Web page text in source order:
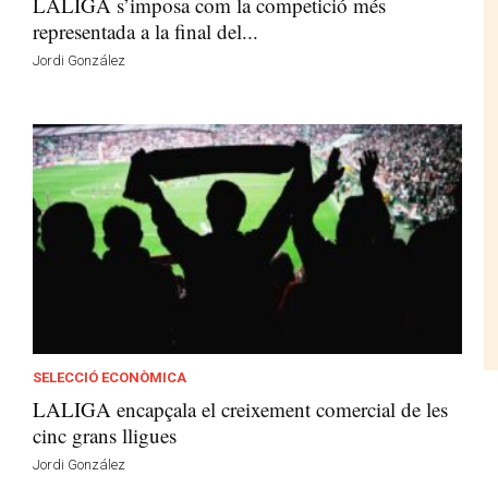
representada a la final del...
Jordi González
SELECCIÓ ECONÒMICA
LALIGA encapçala el creixement comercial de les
cinc grans lligues
Jordi González